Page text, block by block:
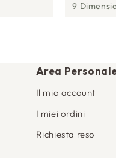
9
Area
Il mio account
I miei ordini
Richiesta reso